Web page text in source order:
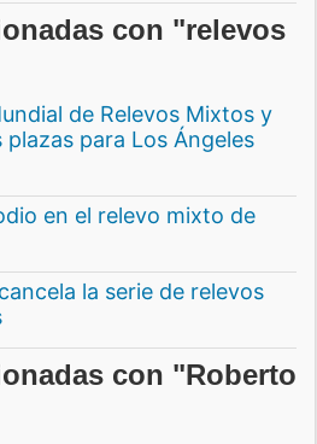
con "relevos
de Relevos Mixtos y
para Los Ángeles
en el relevo mixto de
la serie de relevos
con "Roberto